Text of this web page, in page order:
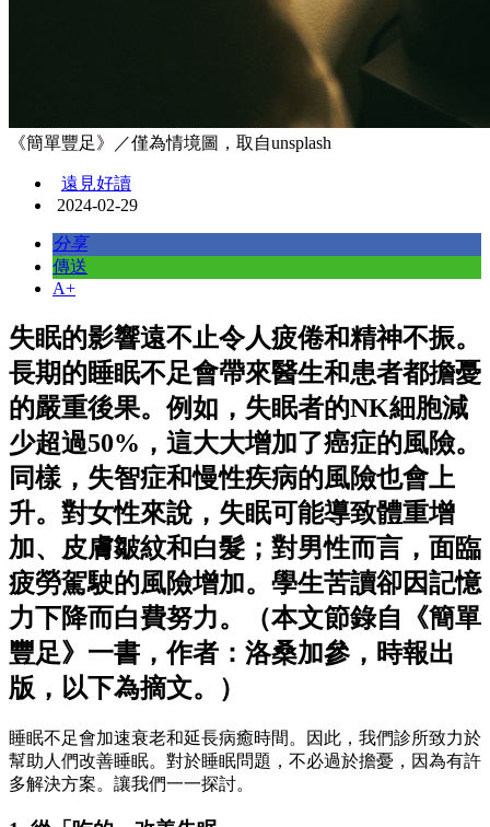
《簡單豐足》／僅為情境圖，取自unsplash
遠見好讀
2024-02-29
分享
傳送
A+
失眠的影響遠不止令人疲倦和精神不振。
長期的睡眠不足會帶來醫生和患者都擔憂
的嚴重後果。例如，失眠者的NK細胞減
少超過50%，這大大增加了癌症的風險。
同樣，失智症和慢性疾病的風險也會上
升。對女性來說，失眠可能導致體重增
加、皮膚皺紋和白髮；對男性而言，面臨
疲勞駕駛的風險增加。學生苦讀卻因記憶
力下降而白費努力。（本文節錄自《簡單
豐足》一書，作者：洛桑加參，時報出
版，以下為摘文。）
睡眠不足會加速衰老和延長病癒時間。因此，我們診所致力於
幫助人們改善睡眠。對於睡眠問題，不必過於擔憂，因為有許
多解決方案。讓我們一一探討。